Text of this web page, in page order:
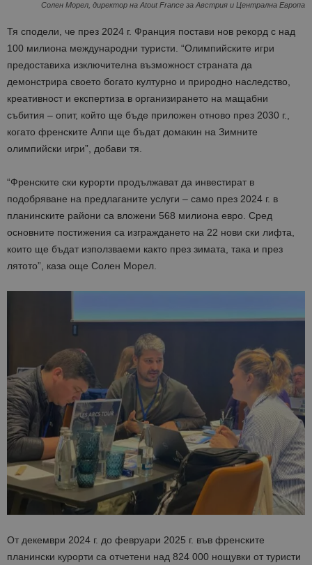
Солен Морел, директор на Atout France за Австрия и Централна Европа
Тя сподели, че през 2024 г. Франция постави нов рекорд с над
100 милиона международни туристи. “Олимпийските игри
предоставиха изключителна възможност страната да
демонстрира своето богато културно и природно наследство,
креативност и експертиза в организирането на мащабни
събития – опит, който ще бъде приложен отново през 2030 г.,
когато френските Алпи ще бъдат домакин на Зимните
олимпийски игри”, добави тя.
“Френските ски курорти продължават да инвестират в
подобряване на предлаганите услуги – само през 2024 г. в
планинските райони са вложени 568 милиона евро. Сред
основните постижения са изграждането на 22 нови ски лифта,
които ще бъдат използваеми както през зимата, така и през
лятото”, каза още Солен Морел.
От декември 2024 г. до февруари 2025 г. във френските
планински курорти са отчетени над 824 000 нощувки от туристи